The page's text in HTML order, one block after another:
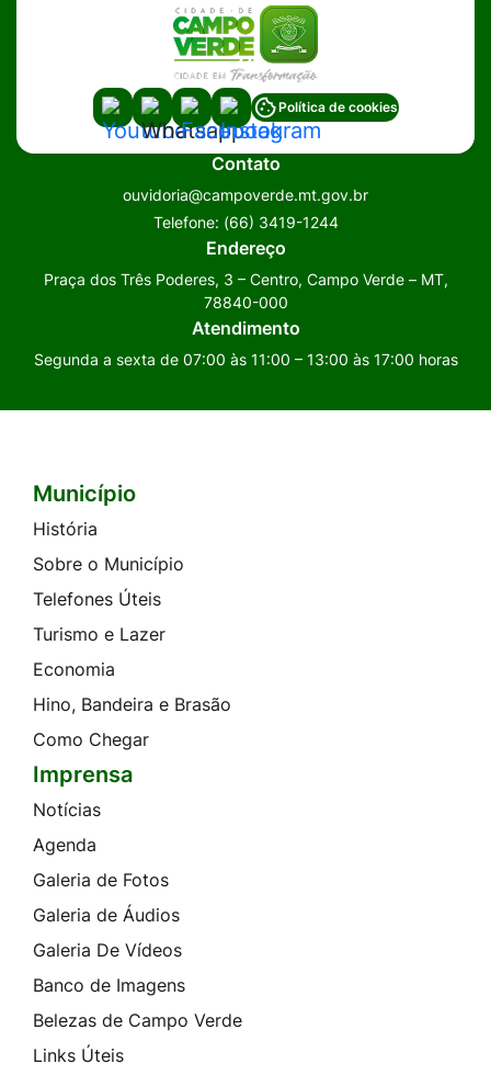
Acessar
a
Social
Acessar
a
Social
Whatsapp
Acessar
a
Rede
Social
Facebook
Acessar
a
Rede
Social
Instagram
Política de cookies
Contato
ouvidoria@campoverde.mt.gov.br
Telefone: (66) 3419-1244
Endereço
Praça dos Três Poderes, 3 – Centro, Campo Verde – MT,
78840-000
Atendimento
Segunda a sexta de 07:00 às 11:00 – 13:00 às 17:00 horas
Seção do Rodapé e Contato
Município
História
Sobre o Município
Telefones Úteis
Turismo e Lazer
Economia
Hino, Bandeira e Brasão
Como Chegar
Imprensa
Notícias
Agenda
Galeria de Fotos
Galeria de Áudios
Galeria De Vídeos
Banco de Imagens
Belezas de Campo Verde
Links Úteis